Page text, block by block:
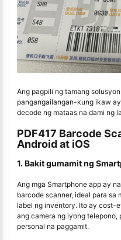
Ang pagpili ng tamang
pangangailangan-kung ikaw
decode ng mataas na dami ng
PDF417 Barcode
Android at iOS
1. Bakit gumamit ng
Ang mga Smartphone app ay
barcode scanner, ideal para sa
label ng inventory. Ito ay cost-
ang camera ng iyong telepono,
personal na paggamit.